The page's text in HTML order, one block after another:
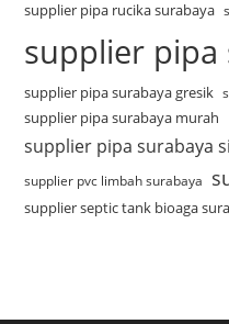
supplier pipa rucika surabaya
supplier pipa
supplier pipa surabaya gresik
supplier pipa surabaya murah
supplier pipa surabaya
supplier pvc limbah surabaya
supplier septic tank bioaga